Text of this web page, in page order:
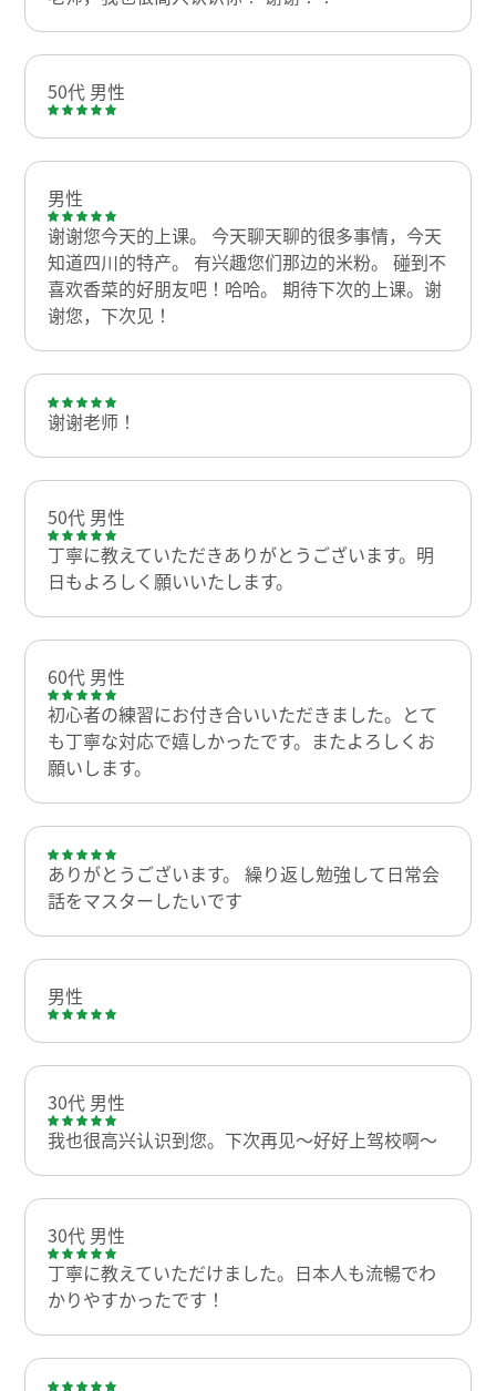
50代 男性
男性
谢谢您今天的上课。 今天聊天聊的很多事情，今天
知道四川的特产。 有兴趣您们那边的米粉。 碰到不
喜欢香菜的好朋友吧！哈哈。 期待下次的上课。谢
谢您，下次见！
谢谢老师！
50代 男性
丁寧に教えていただきありがとうございます。明
日もよろしく願いいたします。
60代 男性
初心者の練習にお付き合いいただきました。とて
も丁寧な対応で嬉しかったです。またよろしくお
願いします。
ありがとうございます。 繰り返し勉強して日常会
話をマスターしたいです
男性
30代 男性
我也很高兴认识到您。下次再见～好好上驾校啊～
30代 男性
丁寧に教えていただけました。日本人も流暢でわ
かりやすかったです！